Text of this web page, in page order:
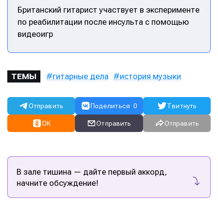
Британский гитарист участвует в эксперименте
по реабилитации после инсульта с помощью
видеоигр
ТЕМЫ гитарные дела история музыки
Отправить Поделиться 0 Твитнуть
OK Отправить Отправить
В зале тишина — дайте первый аккорд,
начните обсуждение!